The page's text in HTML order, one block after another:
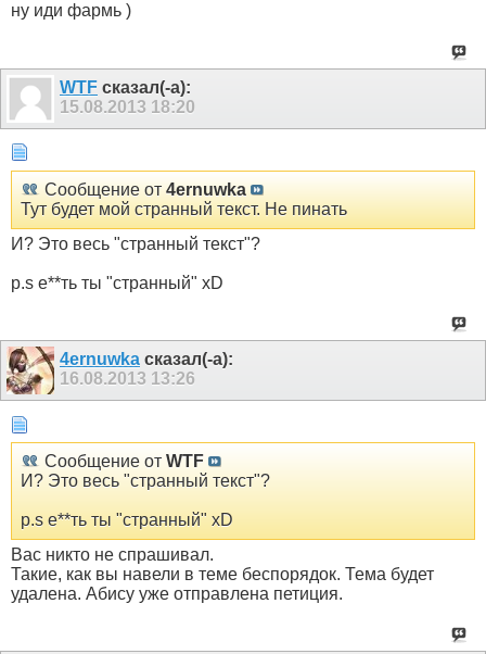
ну иди фармь )
WTF сказал(-а):
15.08.2013 18:20
Сообщение от 4ernuwka
Тут будет мой странный текст. Не пинать
И? Это весь "странный текст"?
p.s е**ть ты "странный" xD
4ernuwka сказал(-а):
16.08.2013 13:26
Сообщение от WTF
И? Это весь "странный текст"?
p.s е**ть ты "странный" xD
Вас никто не спрашивал.
Такие, как вы навели в теме беспорядок. Тема будет
удалена. Абису уже отправлена петиция.